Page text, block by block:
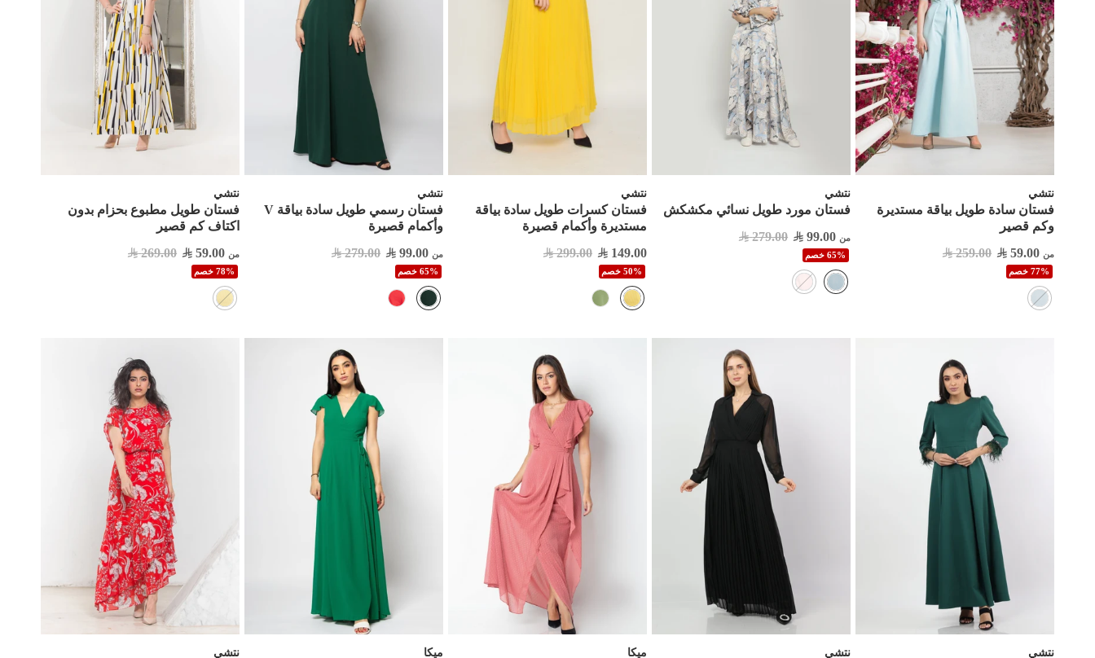
نتشي
فستان سادة طويل بياقة مستديرة
وكم قصير
من 59.00
259.00
77% خصم
نتشي
فستان مورد طويل نسائي مكشكش
من 99.00
279.00
65% خصم
نتشي
فستان كسرات طويل سادة بياقة
مستديرة وأكمام قصيرة
149.00
299.00
50% خصم
نتشي
فستان رسمي طويل سادة بياقة V
وأكمام قصيرة
من 99.00
279.00
65% خصم
نتشي
فستان طويل مطبوع بحزام بدون
اكتاف كم قصير
من 59.00
269.00
78% خصم
نتشي نتشي ميكا ميكا نتشي